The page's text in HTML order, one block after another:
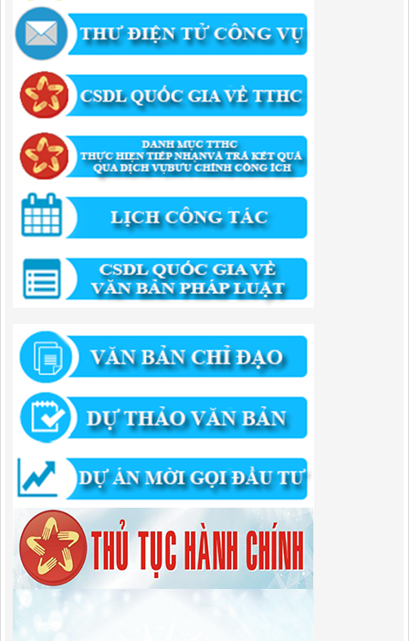
sung và phê duyệt quy trình nội bộ giải quyết TTHC trong lĩnh vực
hoạt động xây dựng theo quy định phân quyền,phân cấp,phân định
thẩm quyền thuộc phạm vi giải quyết của Ban QLKKT
Lượt xem:436 | lượt tải:524
346/QĐ-UBND
QUYẾT ĐỊNH Về việc phê duyệt quy trình nội bộ giải quyết thủ tục
hành chính trong lĩnh vực khu công nghiệp, khu kinh tế thuộc thẩm
quyền giải quyết của Ban Quản lý Khu kinh tế tỉnh Cao Bằng
Lượt xem:514 | lượt tải:318
55/QĐ-BQLKKT
QUYẾT ĐỊNH Công khai điều chỉnh, bổ sung Kế hoạch vốn đầu tư
công năm 2025
Lượt xem:821 | lượt tải:421
294/QĐ-UBND
hành chính trong lĩnh vực đầu tư tại Việt Nam thuộc thẩm quyền giải
quyết của Ban Quản lý Khu kinh tế tỉnh Cao Bằng
Lượt xem:673 | lượt tải:203
292/QĐ-UBND
Quyết định về việc công bố danh mục thủ tục hành chính mới ban
hành trong lĩnh vực khu công nghiệp, khu kinh tế thuộc thẩm quyền
giải quyết của Ban Quản lý Khu kinh tế tỉnh Cao Bằng
Lượt xem:516 | lượt tải:363
314/QĐ-BQLKKT
QUYẾT ĐỊNH Về việc công bố công khai thu hồi dự toán chi ngân
sách năm 2024
Lượt xem:489 | lượt tải:337
225/QĐ-BQLKKT
QUYẾT ĐỊNH Về việc công bố công khai giao dự toán chi ngân sách
năm 2024